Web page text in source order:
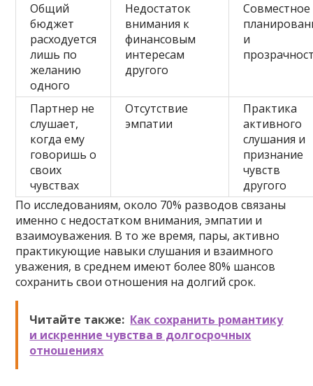
Общий
бюджет
расходуется
лишь по
желанию
одного
Недостаток
внимания к
финансовым
интересам
другого
Совместное
и
Партнер не
слушает,
когда ему
говоришь о
своих
чувствах
Отсутствие
эмпатии
Практика
активного
слушания и
признание
чувств
другого
По исследованиям, около 70% разводов связаны
именно с недостатком внимания, эмпатии и
взаимоуважения. В то же время, пары, активно
практикующие навыки слушания и взаимного
уважения, в среднем имеют более 80% шансов
сохранить свои отношения на долгий срок.
Читайте также: Как сохранить романтику
и искренние чувства в долгосрочных
отношениях